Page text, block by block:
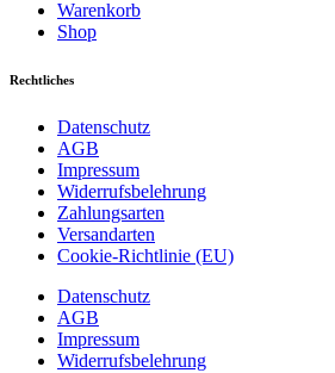
Warenkorb
Shop
Rechtliches
Datenschutz
AGB
Impressum
Widerrufsbelehrung
Zahlungsarten
Versandarten
Cookie-Richtlinie (EU)
Datenschutz
AGB
Impressum
Widerrufsbelehrung